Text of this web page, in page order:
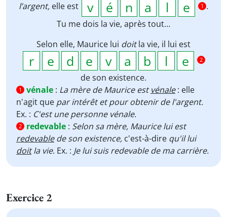
l’argent, elle est 1 .
Tu me dois la vie, après tout…
Selon elle, Maurice lui doitla vie, il lui est
2
de son existence.
1 vénale : La mère de Maurice estvénale : elle
n'agit que par intérêt et pour obtenir de l'argent.
Ex. : C'est une personne vénale.
2 redevable : Selon sa mère, Maurice lui est
redevablede son existence, c'est-à-dire qu'il lui
doitla vie. Ex. : Je lui suis redevable de ma carrière.
Exercice 2